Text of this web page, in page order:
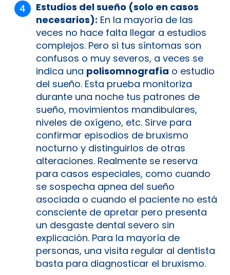
Estudios del sueño (solo en casos
necesarios): En la mayoría de las
veces no hace falta llegar a estudios
complejos. Pero si tus síntomas son
confusos o muy severos, a veces se
indica una polisomnografía o estudio
del sueño. Esta prueba monitoriza
durante una noche tus patrones de
sueño, movimientos mandibulares,
niveles de oxígeno, etc. Sirve para
confirmar episodios de bruxismo
nocturno y distinguirlos de otras
alteraciones. Realmente se reserva
para casos especiales, como cuando
se sospecha apnea del sueño
asociada o cuando el paciente no está
consciente de apretar pero presenta
un desgaste dental severo sin
explicación. Para la mayoría de
personas, una visita regular al dentista
basta para diagnosticar el bruxismo.